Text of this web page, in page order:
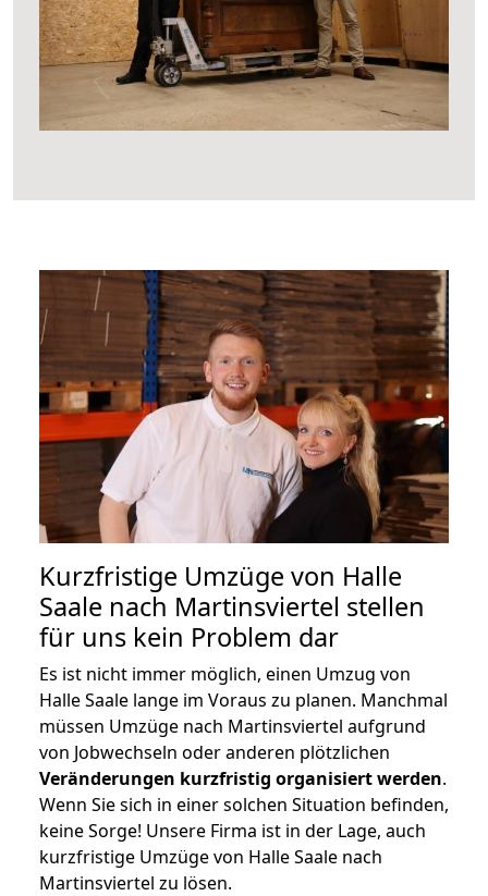
Kurzfristige Umzüge von Halle
Saale nach Martinsviertel stellen
für uns kein Problem dar
Es ist nicht immer möglich, einen Umzug von
Halle Saale lange im Voraus zu planen. Manchmal
müssen Umzüge nach Martinsviertel aufgrund
von Jobwechseln oder anderen plötzlichen
Veränderungen kurzfristig organisiert werden.
Wenn Sie sich in einer solchen Situation befinden,
keine Sorge! Unsere Firma ist in der Lage, auch
kurzfristige Umzüge von Halle Saale nach
Martinsviertel zu lösen.